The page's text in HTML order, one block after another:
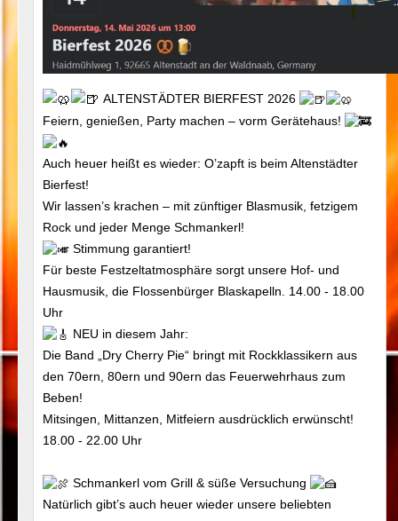
ALTENSTÄDTER BIERFEST 2026
Feiern, genießen, Party machen – vorm Gerätehaus!
Auch heuer heißt es wieder: O’zapft is beim Altenstädter
Bierfest!
Wir lassen’s krachen – mit zünftiger Blasmusik, fetzigem
Rock und jeder Menge Schmankerl!
Stimmung garantiert!
Für beste Festzeltatmosphäre sorgt unsere Hof- und
Hausmusik, die Flossenbürger Blaskapelln. 14.00 - 18.00
Uhr
NEU in diesem Jahr:
Die Band „Dry Cherry Pie“ bringt mit Rockklassikern aus
den 70ern, 80ern und 90ern das Feuerwehrhaus zum
Beben!
Mitsingen, Mittanzen, Mitfeiern ausdrücklich erwünscht!
18.00 - 22.00 Uhr
Schmankerl vom Grill & süße Versuchung
Natürlich gibt’s auch heuer wieder unsere beliebten